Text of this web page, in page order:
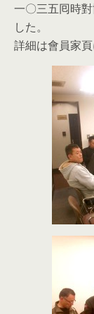
一〇三五囘時
した。
詳細は會員家頁